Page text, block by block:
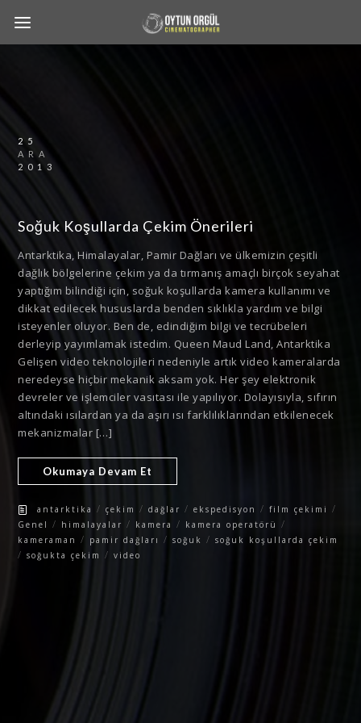
25
ARA
2013
Soğuk Koşullarda Çekim Önerileri
Antarktika, Himalayalar, Pamir Dağları ve ülkemizin çeşitli
dağlık bölgelerine çekim ya da tırmanış amaçlı birçok seyahat
yaptığım bilindiği için, soğuk koşullarda kamera kullanımı ve
dikkat edilecek hususlarda benden sıklıkla yardım ve bilgi
isteyenler oluyor. Ben de, edindiğim bilgi ve tecrübeleri
derleyip yayımlamak istedim. Queen Maud Land, Antarktika
Gelişen video teknolojileri nedeniyle artık video kameralarda
neredeyse hiçbir mekanik aksam yok. Her şey elektronik
devreler ve işlemciler vasıtası ile yapılıyor. Dolayısıyla, sıfırın
altındaki ısılardan ya da aşırı ısı farklılıklarından etkilenecek
mekanizmalar […]
Okumaya Devam Et
antarktika /çekim /dağlar /ekspedisyon /film çekimi /
Genel / himalayalar / kamera / kamera operatörü /
kameraman / pamir dağları /soğuk /soğuk koşullarda çekim
/soğukta çekim /video